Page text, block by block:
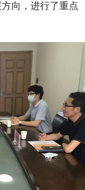
向，进行了重点